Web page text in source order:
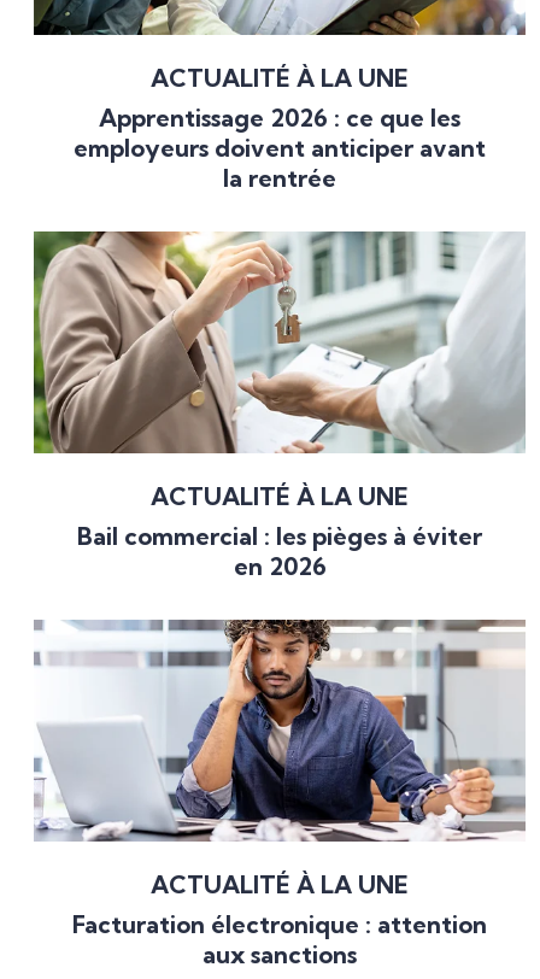
ACTUALITÉ À LA UNE
Apprentissage 2026 : ce que les
employeurs doivent anticiper avant
la rentrée
ACTUALITÉ À LA UNE
Bail commercial : les pièges à éviter
en 2026
ACTUALITÉ À LA UNE
Facturation électronique : attention
aux sanctions